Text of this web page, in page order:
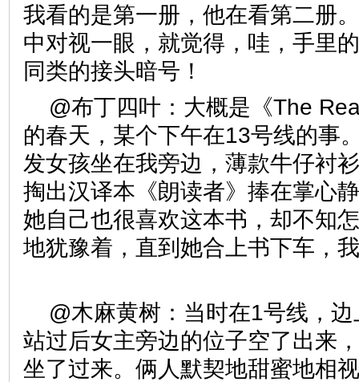
我看的是第一册，他在看第二册
中对视一眼，就觉得，哇，手里
同类的接头暗号！
@布丁四叶：大概是《The
的春天，某个下午在13号线的事
发女孩坐在我旁边，薄款牛仔衬
掏出汉译本《朗读者》捧在掌心
她自己也很喜欢这本书，却不知
地犹豫着，直到她合上书下车，
@木麻黄树：当时在1号线，
站过后女主旁边的位子空了出来
坐了过来。俩人默契地甜蜜地相